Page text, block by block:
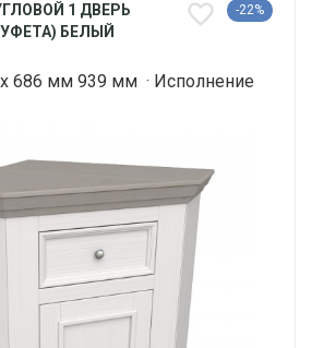
1 ДВЕРЬ
БЕЛЫЙ
-22%
686 мм 939 мм · Исполнение